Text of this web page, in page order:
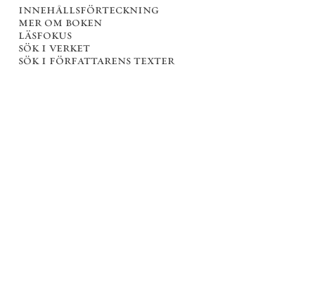
innehållsförteckning
mer om boken
läsfokus
sök i verket
sök i författarens texter